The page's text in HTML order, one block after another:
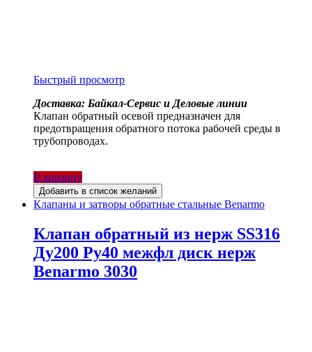
Быстрый просмотр
Доставка: Байкал-Сервис и Деловые линии
Клапан обратный осевой предназначен для
предотвращения обратного потока рабочей среды в
трубопроводах.
В корзину
Добавить в список желаний
Клапаны и затворы обратные стальные Benarmo
Клапан обратный из нерж SS316
Ду200 Ру40 межфл диск нерж
Benarmo 3030